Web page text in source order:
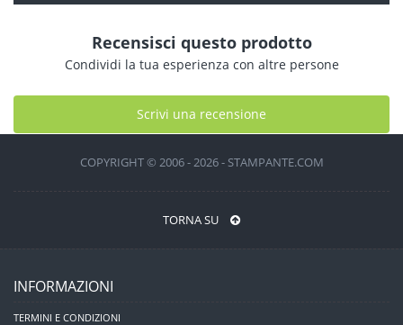
Recensisci questo prodotto
Condividi la tua esperienza con altre persone
Scrivi una recensione
COPYRIGHT © 2006 - 2026 - STAMPANTE.COM
TORNA SU
INFORMAZIONI
TERMINI E CONDIZIONI